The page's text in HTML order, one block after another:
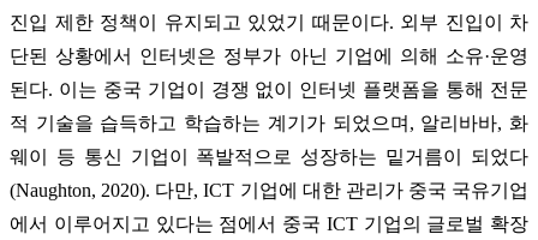
진입 제한 정책이 유지되고 있었기 때문이다. 외부 진입이 차
단된 상황에서 인터넷은 정부가 아닌 기업에 의해 소유·운영
된다. 이는 중국 기업이 경쟁 없이 인터넷 플랫폼을 통해 전문
적 기술을 습득하고 학습하는 계기가 되었으며, 알리바바, 화
웨이 등 통신 기업이 폭발적으로 성장하는 밑거름이 되었다
(Naughton, 2020). 다만, ICT 기업에 대한 관리가 중국 국유기업
에서 이루어지고 있다는 점에서 중국 ICT 기업의 글로벌 확장